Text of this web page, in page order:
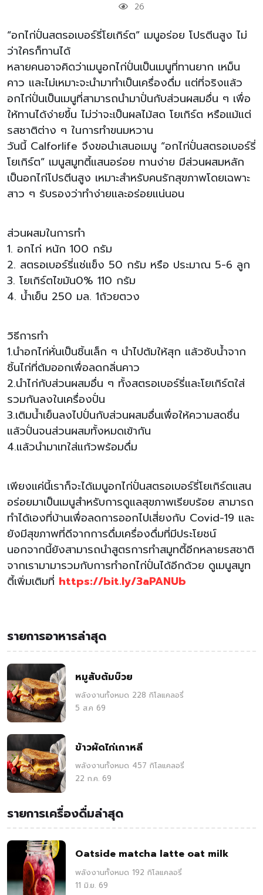
26
“อกไก่ปั่นสตรอเบอร์รี่โยเกิร์ต” เมนูอร่อย โปรตีนสูง ไม่
ว่าใครก็ทานได้
หลายคนอาจคิดว่าเมนูอกไก่ปั่นเป็นเมนูที่ทานยาก เหม็น
คาว และไม่เหมาะจะนำมาทำเป็นเครื่องดื่ม แต่ที่จริงแล้ว
อกไก่ปั่นเป็นเมนูที่สามารถนำมาปั่นกับส่วนผสมอื่น ๆ เพื่อ
ให้ทานได้ง่ายขึ้น ไม่ว่าจะเป็นผลไม้สด โยเกิร์ต หรือแม้แต่
รสชาติต่าง ๆ ในการทำขนมหวาน
วันนี้ Calforlife จึงขอนำเสนอเมนู “อกไก่ปั่นสตรอเบอร์รี่
โยเกิร์ต” เมนูสมูทตี้แสนอร่อย ทานง่าย มีส่วนผสมหลัก
เป็นอกไก่โปรตีนสูง เหมาะสำหรับคนรักสุขภาพโดยเฉพาะ
สาว ๆ รับรองว่าทำง่ายและอร่อยแน่นอน
ส่วนผสมในการทำ
1. อกไก่ หนัก 100 กรัม
2. สตรอเบอร์รี่แช่แข็ง 50 กรัม หรือ ประมาณ 5-6 ลูก
3. โยเกิร์ตไขมัน0% 110 กรัม
4. น้ำเย็น 250 มล. 1ถ้วยตวง
วิธีการทำ
1.นำอกไก่หั่นเป็นชิ้นเล็ก ๆ นำไปต้มให้สุก แล้วซับน้ำจาก
ชิ้นไก่ที่ต้มออกเพื่อลดกลิ่นคาว
2.นำไก่กับส่วนผสมอื่น ๆ ทั้งสตรอเบอร์รี่และโยเกิร์ตใส่
รวมกันลงในเครื่องปั่น
3.เติมน้ำเย็นลงไปปั่นกับส่วนผสมอื่นเพื่อให้ความสดชื่น
แล้วปั่นจนส่วนผสมทั้งหมดเข้ากัน
4.แล้วนำมาเทใส่แก้วพร้อมดื่ม
เพียงแค่นี้เราก็จะได้เมนูอกไก่ปั่นสตรอเบอร์รี่โยเกิร์ตแสน
อร่อยมาเป็นเมนูสำหรับการดูแลสุขภาพเรียบร้อย สามารถ
ทำได้เองที่บ้านเพื่อลดการออกไปเสี่ยงกับ Covid-19 และ
ยังมีสุขภาพที่ดีจากการดื่มเครื่องดื่มที่มีประโยชน์
นอกจากนี้ยังสามารถนำสูตรการทำสมูทตี้อีกหลายรสชาติ
จากเรามามารวมกับการทำอกไก่ปั่นได้อีกด้วย ดูเมนูสมูท
ตี้เพิ่มเติมที่ https://bit.ly/3aPANUb
รายการอาหารล่าสุด
หมูสับต้มบ๊วย
พลังงานทั้งหมด 228 กิโลแคลอรี่
5 ส.ค 69
ข้าวผัดไก่เกาหลี
พลังงานทั้งหมด 457 กิโลแคลอรี่
22 ก.ค. 69
รายการเครื่องดื่มล่าสุด
Oatside matcha latte oat milk
พลังงานทั้งหมด 192 กิโลแคลอรี่
11 มิ.ย. 69